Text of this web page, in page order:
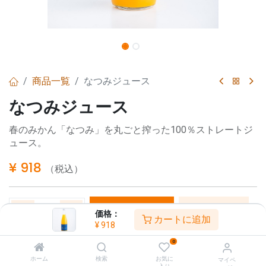
価格：
¥918 カートに追加
ホーム 検索
0
お気に
マイペ
商品一覧 なつみジュース
なつみジュース
春のみかん「なつみ」を丸ごと搾った100％ストレートジ
ュース。
¥ 918 （税込）
カートに入れる すぐ買う
ウィッシュリストに追加